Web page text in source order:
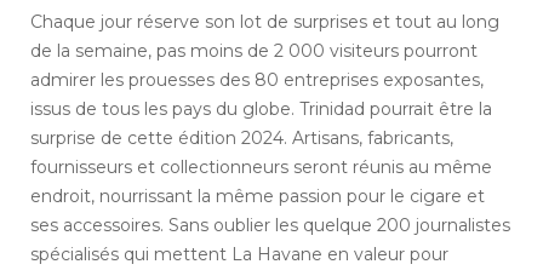
Chaque jour réserve son lot de surprises et tout au long
de la semaine, pas moins de 2 000 visiteurs pourront
admirer les prouesses des 80 entreprises exposantes,
issus de tous les pays du globe. Trinidad pourrait être la
surprise de cette édition 2024. Artisans, fabricants,
fournisseurs et collectionneurs seront réunis au même
endroit, nourrissant la même passion pour le cigare et
ses accessoires. Sans oublier les quelque 200 journalistes
spécialisés qui mettent La Havane en valeur pour